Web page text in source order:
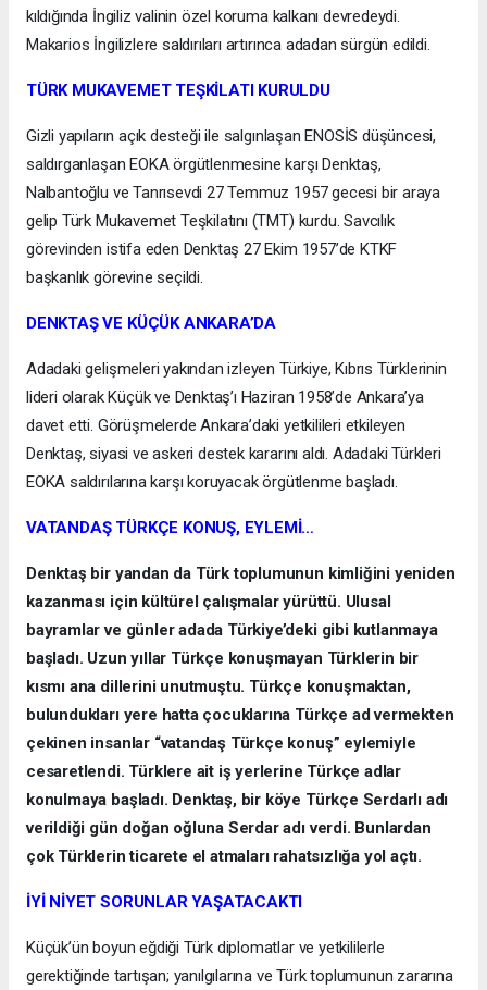
kıldığında İngiliz valinin özel koruma kalkanı devredeydi.
Makarios İngilizlere saldırıları artırınca adadan sürgün edildi.
TÜRK MUKAVEMET TEŞKİLATI KURULDU
Gizli yapıların açık desteği ile salgınlaşan ENOSİS düşüncesi,
saldırganlaşan EOKA örgütlenmesine karşı Denktaş,
Nalbantoğlu ve Tanrısevdi 27 Temmuz 1957 gecesi bir araya
gelip Türk Mukavemet Teşkilatını (TMT) kurdu. Savcılık
görevinden istifa eden Denktaş 27 Ekim 1957’de KTKF
başkanlık görevine seçildi.
DENKTAŞ VE KÜÇÜK ANKARA’DA
Adadaki gelişmeleri yakından izleyen Türkiye, Kıbrıs Türklerinin
lideri olarak Küçük ve Denktaş’ı Haziran 1958’de Ankara’ya
davet etti. Görüşmelerde Ankara’daki yetkilileri etkileyen
Denktaş, siyasi ve askeri destek kararını aldı. Adadaki Türkleri
EOKA saldırılarına karşı koruyacak örgütlenme başladı.
VATANDAŞ TÜRKÇE KONUŞ, EYLEMİ…
Denktaş bir yandan da Türk toplumunun kimliğini yeniden
kazanması için kültürel çalışmalar yürüttü. Ulusal
bayramlar ve günler adada Türkiye’deki gibi kutlanmaya
başladı. Uzun yıllar Türkçe konuşmayan Türklerin bir
kısmı ana dillerini unutmuştu. Türkçe konuşmaktan,
bulundukları yere hatta çocuklarına Türkçe ad vermekten
çekinen insanlar “vatandaş Türkçe konuş” eylemiyle
cesaretlendi. Türklere ait iş yerlerine Türkçe adlar
konulmaya başladı. Denktaş, bir köye Türkçe Serdarlı adı
verildiği gün doğan oğluna Serdar adı verdi. Bunlardan
çok Türklerin ticarete el atmaları rahatsızlığa yol açtı.
İYİ NİYET SORUNLAR YAŞATACAKTI
Küçük’ün boyun eğdiği Türk diplomatlar ve yetkililerle
gerektiğinde tartışan; yanılgılarına ve Türk toplumunun zararına